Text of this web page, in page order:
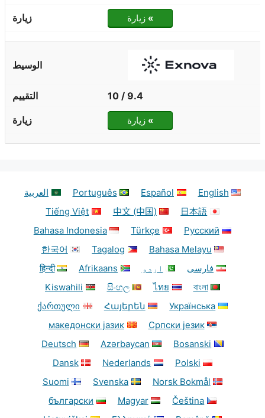
» زيارة
9.4 / 10
» زيارة
English
Español
Português
العربية
日本語
中文 (中国)
Tiếng Việt
Русский
Türkçe
Bahasa Indonesia
Bahasa Melayu
Tagalog
한국어
فارسی
اردو Afrikaans
हिन्दी
বাংলা
ไทย
සිංහල
Kiswahili
Українська
Հայերեն
ქართული
Српски језик
македонски јазик
Bosanski
Azərbaycan
Deutsch
Polski
Nederlands
Dansk
Norsk Bokmål
Svenska
Suomi
Čeština
Magyar
български